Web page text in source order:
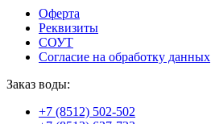
Оферта
Реквизиты
СОУТ
Согласие на обработку данных
Заказ воды:
+7 (8512) 502-502